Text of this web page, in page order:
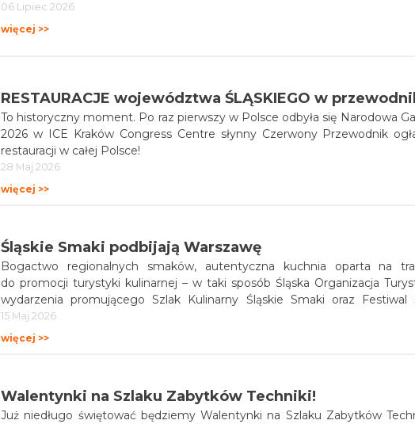
06 Lipiec 2026
więcej >>
RESTAURACJE województwa ŚLĄSKIEGO w
To historyczny moment. Po raz pierwszy w Polsce odbyła się Narodowa
2026 w ICE Kraków Congress Centre słynny Czerwony Przewodnik
restauracji w całej Polsce!
28 Maj 2026
więcej >>
Śląskie Smaki podbijają Warszawę
Bogactwo regionalnych smaków, autentyczna kuchnia oparta na
do promocji turystyki kulinarnej – w taki sposób Śląska Organizacja
wydarzenia promującego Szlak Kulinarny Śląskie Smaki oraz
w Warszawie w Renaissance Warsaw Airport Hotel ***** (należącym do PHH). Spotkanie skierowane do mediów,
branży turystycznej i gastronomicznej było okazją do pokazania, że
Turystycznej dla Najlepszego Produktu Turystycznego oraz
przyznanej przez Komisję Europejską.
15 Maj 2026
więcej >>
Walentynki na Szlaku Zabytków Techniki!
Już niedługo świętować będziemy Walentynki na Szlaku Zabytków Techniki i z tej